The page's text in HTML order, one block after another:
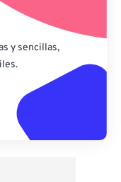
y sencillas,